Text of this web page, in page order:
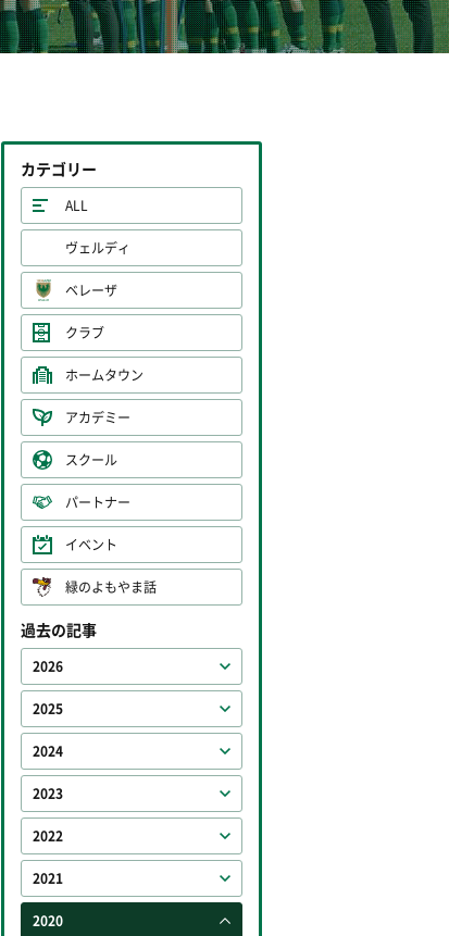
カテゴリー
ALL
ヴェルディ
ベレーザ
クラブ
ホームタウン
アカデミー
スクール
パートナー
イベント
緑のよもやま話
過去の記事
2026
2025
2024
2023
2022
2021
2020